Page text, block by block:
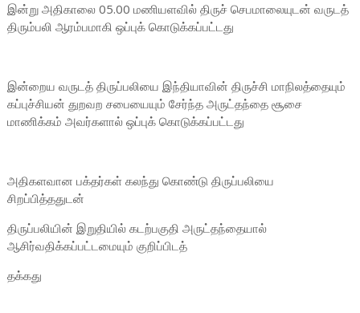
இன்று அதிகாலை 05.00 மணியளவில் திருச் செபமாலையுடன் வருடத்
திரும்பலி ஆரம்பமாகி ஒப்புக் கொடுக்கப்பட்டது
இன்றைய வருடத் திருப்பலியை இந்தியாவின் திருச்சி மாநிலத்தையும்
கப்புச்சியன் துறவற சபையையும் சேர்ந்த அருட்தந்தை சூசை
மாணிக்கம் அவர்களால் ஒப்புக் கொடுக்கப்பட்டது
அதிகளவான பக்தர்கள் கலந்து கொண்டு திருப்பலியை
சிறப்பித்ததுடன்
திருப்பலியின் இறுதியில் கடற்பகுதி அருட்தந்தையால்
ஆசிர்வதிக்கப்பட்டமையும் குறிப்பிடத்
தக்கது